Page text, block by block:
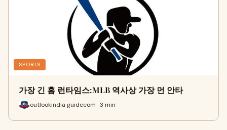
SPORTS
가장 긴 홈 런타임스:MLB 역사상 가장 먼 안타
outlookindia guidecom · 3 min